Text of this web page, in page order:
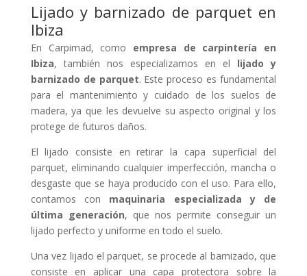
Lijado y barnizado de parquet en
Ibiza
En Carpimad, como empresa de carpintería en
Ibiza, también nos especializamos en el lijado y
barnizado de parquet. Este proceso es fundamental
para el mantenimiento y cuidado de los suelos de
madera, ya que les devuelve su aspecto original y los
protege de futuros daños.
El lijado consiste en retirar la capa superficial del
parquet, eliminando cualquier imperfección, mancha o
desgaste que se haya producido con el uso. Para ello,
contamos con maquinaria especializada y de
última generación, que nos permite conseguir un
lijado perfecto y uniforme en todo el suelo.
Una vez lijado el parquet, se procede al barnizado, que
consiste en aplicar una capa protectora sobre la